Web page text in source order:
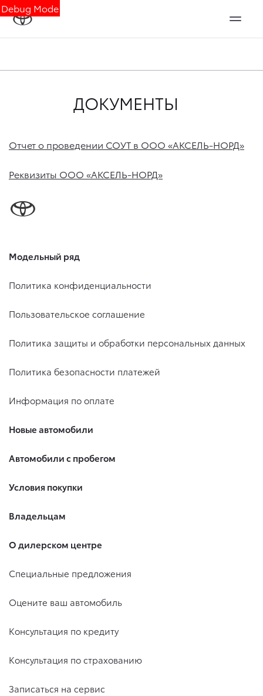
Debug Mode
ДОКУМЕНТЫ
Отчет о проведении СОУТ в ООО «АКСЕЛЬ-НОРД»
Реквизиты ООО «АКСЕЛЬ-НОРД»
Модельный ряд
Политика конфиденциальности
Пользовательское соглашение
Политика защиты и обработки персональных данных
Политика безопасности платежей
Информация по оплате
Новые автомобили
Автомобили с пробегом
Условия покупки
Владельцам
О дилерском центре
Специальные предложения
Оцените ваш автомобиль
Консультация по кредиту
Консультация по страхованию
Записаться на сервис